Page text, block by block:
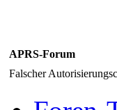
APRS-Forum
Falscher